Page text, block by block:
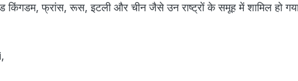
किंगडम, फ्रांस, रूस, इटली और चीन जैसे उन राष्ट्रों के समूह में शामिल हो